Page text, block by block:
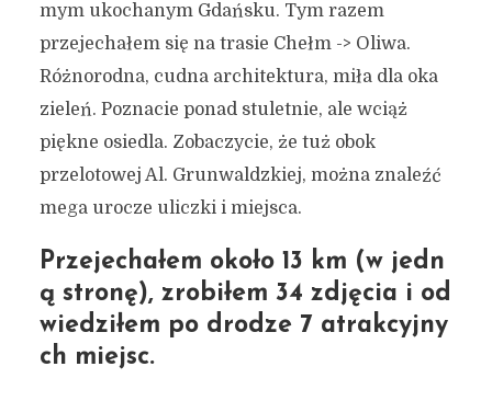
mym ukochanym Gdańsku. Tym razem
przejechałem się na trasie Chełm -> Oliwa.
Różnorodna, cudna architektura, miła dla oka
zieleń. Poznacie ponad stuletnie, ale wciąż
piękne osiedla. Zobaczycie, że tuż obok
przelotowej Al. Grunwaldzkiej, można znaleźć
mega urocze uliczki i miejsca.
Przejechałem około 13 km (w jedn
ą stronę), zrobiłem 34 zdjęcia i od
wiedziłem po drodze 7 atrakcyjny
ch miejsc.